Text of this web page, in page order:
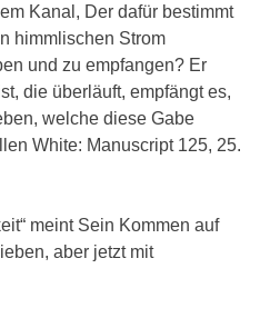
Kanal, Der dafür bestimmt
himmlischen Strom
und zu empfangen? Er
die überläuft, empfängt es,
welche diese Gabe
White: Manuscript 125, 25.
meint Sein Kommen auf
aber jetzt mit